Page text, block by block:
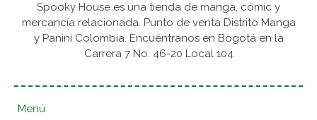
Spooky House es una tienda de manga, cómic y
mercancía relacionada. Punto de venta Distrito Manga
y Panini Colombia. Encuéntranos en Bogotá en la
Carrera 7 No. 46-20 Local 104
Menú